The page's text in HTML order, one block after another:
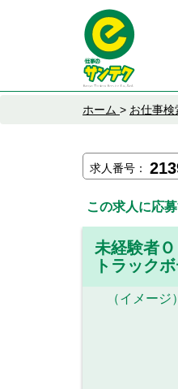
ホーム > お仕事検
求人番号：
この求人に応
未経験者
トラック
（イメージ）